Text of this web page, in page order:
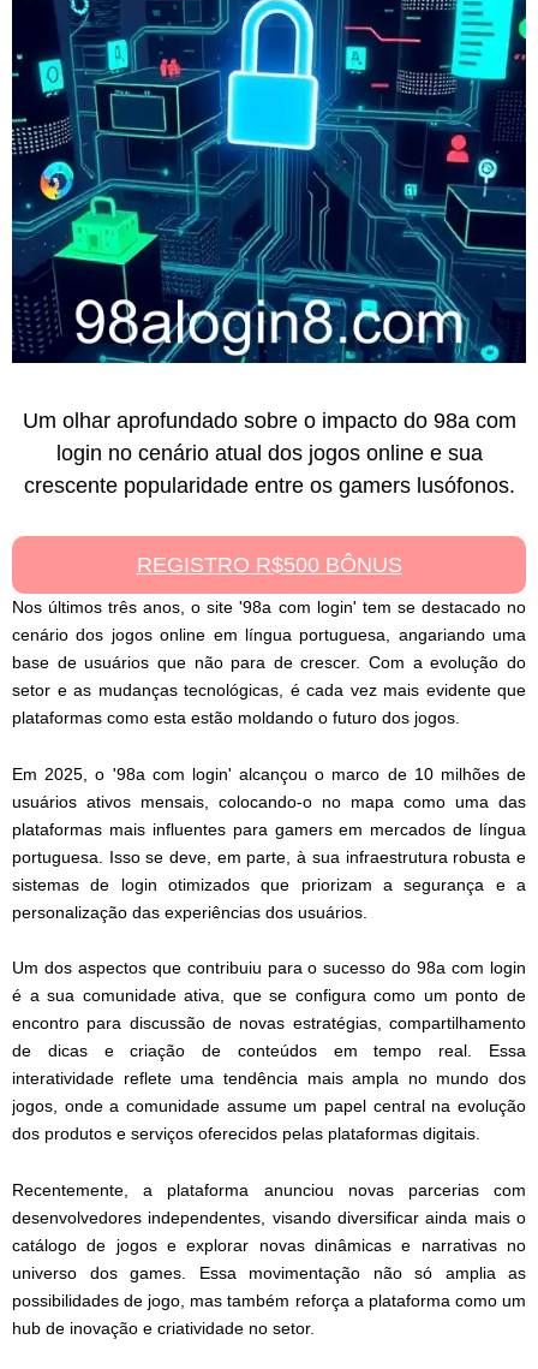
Um olhar aprofundado sobre o impacto do 98a com
login no cenário atual dos jogos online e sua
crescente popularidade entre os gamers lusófonos.
REGISTRO R$500 BÔNUS
Nos últimos três anos, o site '98a com login' tem se destacado no
cenário dos jogos online em língua portuguesa, angariando uma
base de usuários que não para de crescer. Com a evolução do
setor e as mudanças tecnológicas, é cada vez mais evidente que
plataformas como esta estão moldando o futuro dos jogos.
Em 2025, o '98a com login' alcançou o marco de 10 milhões de
usuários ativos mensais, colocando-o no mapa como uma das
plataformas mais influentes para gamers em mercados de língua
portuguesa. Isso se deve, em parte, à sua infraestrutura robusta e
sistemas de login otimizados que priorizam a segurança e a
personalização das experiências dos usuários.
Um dos aspectos que contribuiu para o sucesso do 98a com login
é a sua comunidade ativa, que se configura como um ponto de
encontro para discussão de novas estratégias, compartilhamento
de dicas e criação de conteúdos em tempo real. Essa
interatividade reflete uma tendência mais ampla no mundo dos
jogos, onde a comunidade assume um papel central na evolução
dos produtos e serviços oferecidos pelas plataformas digitais.
Recentemente, a plataforma anunciou novas parcerias com
desenvolvedores independentes, visando diversificar ainda mais o
catálogo de jogos e explorar novas dinâmicas e narrativas no
universo dos games. Essa movimentação não só amplia as
possibilidades de jogo, mas também reforça a plataforma como um
hub de inovação e criatividade no setor.